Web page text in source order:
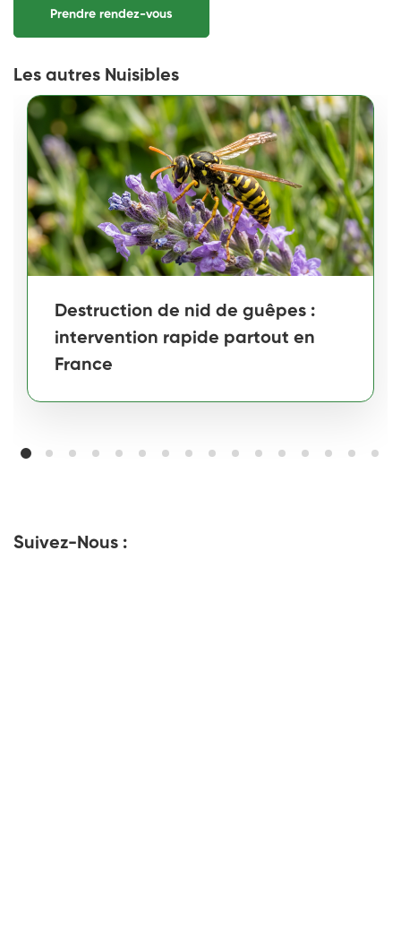
Prendre rendez-vous
Les autres Nuisibles
Destruction de nid de guêpes :
intervention rapide partout en
France
Suivez-Nous :